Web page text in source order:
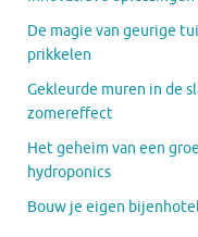
De magie van geurige
prikkelen
Gekleurde muren in de
zomereffect
Het geheim van een
hydroponics
Bouw je eigen